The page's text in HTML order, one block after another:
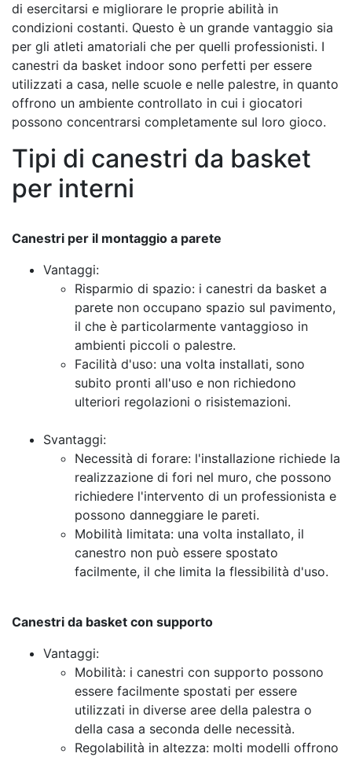
di esercitarsi e migliorare le proprie abilità in
condizioni costanti. Questo è un grande vantaggio sia
per gli atleti amatoriali che per quelli professionisti. I
canestri da basket indoor sono perfetti per essere
utilizzati a casa, nelle scuole e nelle palestre, in quanto
offrono un ambiente controllato in cui i giocatori
possono concentrarsi completamente sul loro gioco.
Tipi di canestri da basket
per interni
Canestri per il montaggio a parete
Vantaggi:
Risparmio di spazio: i canestri da basket a
parete non occupano spazio sul pavimento,
il che è particolarmente vantaggioso in
ambienti piccoli o palestre.
Facilità d'uso: una volta installati, sono
subito pronti all'uso e non richiedono
ulteriori regolazioni o risistemazioni.
Svantaggi:
Necessità di forare: l'installazione richiede la
realizzazione di fori nel muro, che possono
richiedere l'intervento di un professionista e
possono danneggiare le pareti.
Mobilità limitata: una volta installato, il
canestro non può essere spostato
facilmente, il che limita la flessibilità d'uso.
Canestri da basket con supporto
Vantaggi:
Mobilità: i canestri con supporto possono
essere facilmente spostati per essere
utilizzati in diverse aree della palestra o
della casa a seconda delle necessità.
Regolabilità in altezza: molti modelli offrono